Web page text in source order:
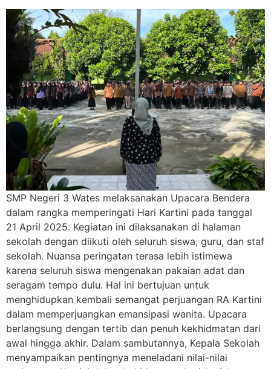
SMP Negeri 3 Wates melaksanakan Upacara Bendera
dalam rangka memperingati Hari Kartini pada tanggal
21 April 2025. Kegiatan ini dilaksanakan di halaman
sekolah dengan diikuti oleh seluruh siswa, guru, dan staf
sekolah. Nuansa peringatan terasa lebih istimewa
karena seluruh siswa mengenakan pakaian adat dan
seragam tempo dulu. Hal ini bertujuan untuk
menghidupkan kembali semangat perjuangan RA Kartini
dalam memperjuangkan emansipasi wanita. Upacara
berlangsung dengan tertib dan penuh kekhidmatan dari
awal hingga akhir. Dalam sambutannya, Kepala Sekolah
menyampaikan pentingnya meneladani nilai-nilai